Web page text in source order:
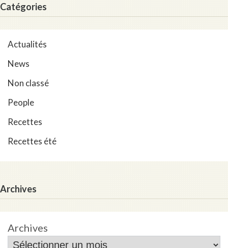
Catégories
Actualités
News
Non classé
People
Recettes
Recettes été
Archives
Archives